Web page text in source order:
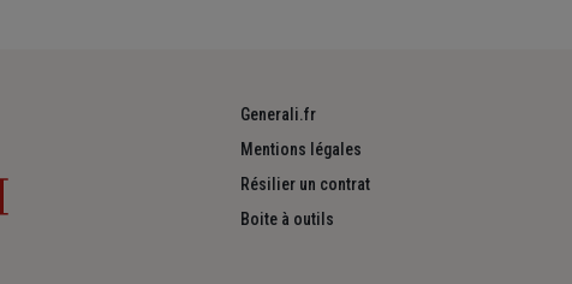
Generali.fr
Mentions légales
Résilier un contrat
Boite à outils